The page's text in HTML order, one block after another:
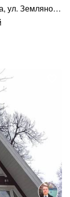
ул. Земляной